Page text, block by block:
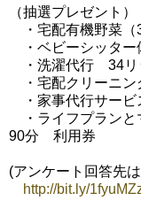
（抽選プレゼント）
・宅配有機野菜（
・ベビーシッタ
・洗濯代行 34リ
・宅配クリーニ
・家事代行サー
・ライフプランと
90分 利用券
(アンケート回答先
http://bit.ly/